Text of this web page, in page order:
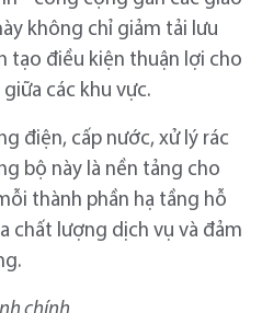
không chỉ giảm tải lưu
tạo điều kiện thuận lợi cho
các khu vực.
điện, cấp nước, xử lý rác
bộ này là nền tảng cho
thành phần hạ tầng hỗ
chất lượng dịch vụ và đảm